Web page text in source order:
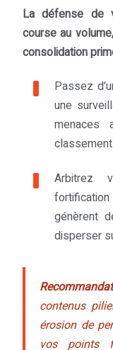
La défense de
course au
consolidation
Passez
une
menaces
classement.
Arbitrez
génèrent
disperser
contenus
érosion de
vos points